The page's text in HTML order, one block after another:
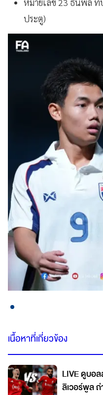
ประตู)
เนื้อหาที่เกี่ยวข้อง
LIVE ดูบอ
ลิเวอร์พูล